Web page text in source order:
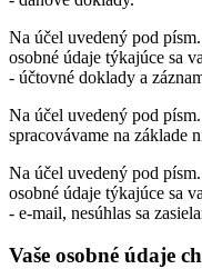
Na účel uvedený pod
osobné údaje týkajúce sa
- účtovné doklady a
Na účel uvedený pod
spracovávame na základe
Na účel uvedený pod
osobné údaje týkajúce sa
- e-mail, nesúhlas sa
Vaše osobné údaje